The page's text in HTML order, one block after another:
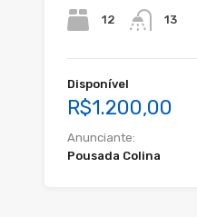
12 13
Disponível
R$1.200,00
Anunciante:
Pousada Colina